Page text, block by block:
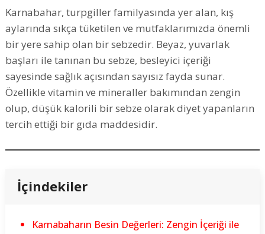
Karnabahar, turpgiller familyasında yer alan, kış
aylarında sıkça tüketilen ve mutfaklarımızda önemli
bir yere sahip olan bir sebzedir. Beyaz, yuvarlak
başları ile tanınan bu sebze, besleyici içeriği
sayesinde sağlık açısından sayısız fayda sunar.
Özellikle vitamin ve mineraller bakımından zengin
olup, düşük kalorili bir sebze olarak diyet yapanların
tercih ettiği bir gıda maddesidir.
İçindekiler
Karnabaharın Besin Değerleri: Zengin İçeriği ile